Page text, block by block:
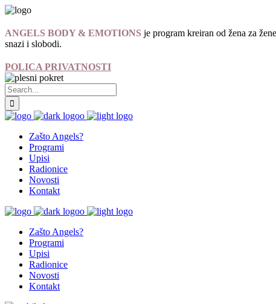
ANGELS BODY & EMOTIONS je program kreiran od žena za
snazi i slobodi.
POLICA PRIVATNOSTI
Zašto Angels?
Programi
Upisi
Radionice
Novosti
Kontakt
Zašto Angels?
Programi
Upisi
Radionice
Novosti
Kontakt